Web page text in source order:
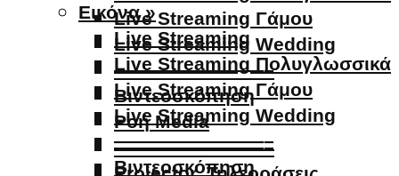
Live Streaming Γάμου
Live Streaming Wedding
————————–
Βιντεοσκόπηση
Ροή Media
————————–
Εικόνα »
Live Streaming
Live Streaming Πολυγλωσσικά
Live Streaming Γάμου
Live Streaming Wedding
————————–
Βιντεοσκόπηση